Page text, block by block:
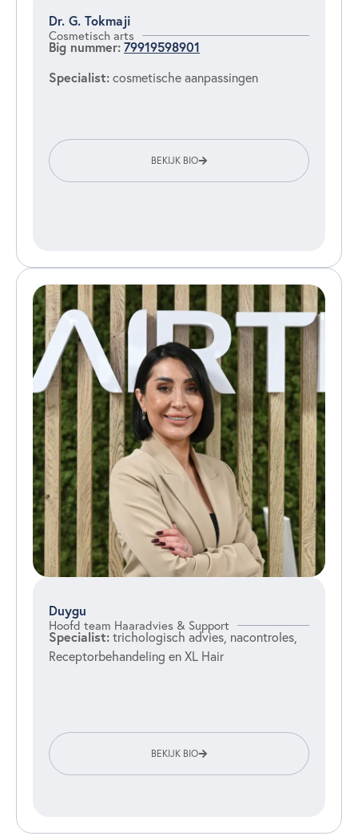
Dr. G. Tokmaji
Cosmetisch arts
Big nummer:79919598901
Specialist: cosmetische aanpassingen
BEKIJK BIO
Duygu
Hoofd team Haaradvies & Support
Specialist: trichologisch advies, nacontroles,
Receptorbehandeling en XL Hair
BEKIJK BIO